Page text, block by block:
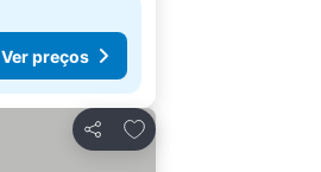
Ver preços
Partilhar
Adicionar aos favoritos